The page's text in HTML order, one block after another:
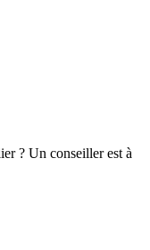
? Un conseiller est à